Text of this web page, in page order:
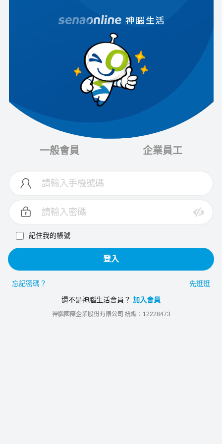
一般會員 企業員工
記住我的帳號
登入
忘記密碼？ 先逛逛
還不是神腦生活會員？ 加入會員
神腦國際企業股份有限公司 統編：12228473